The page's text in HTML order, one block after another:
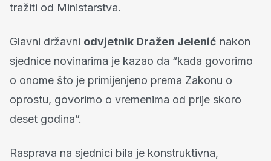
tražiti od Ministarstva.
Glavni državni odvjetnik Dražen Jelenić nakon
sjednice novinarima je kazao da “kada govorimo
o onome što je primijenjeno prema Zakonu o
oprostu, govorimo o vremenima od prije skoro
deset godina”.
Rasprava na sjednici bila je konstruktivna,